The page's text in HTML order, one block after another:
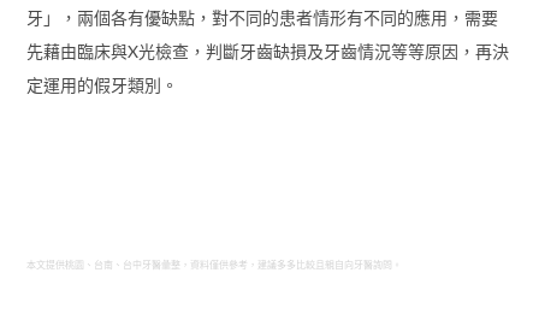
牙」，兩個各有優缺點，對不同的患者情形有不同的應用，需要
先藉由臨床與X光檢查，判斷牙齒缺損及牙齒情況等等原因，再決
定運用的假牙類別。
本文提供桃園、台南、台中牙醫彙整，資料僅供參考，建議多多比較且親自向牙醫詢問。